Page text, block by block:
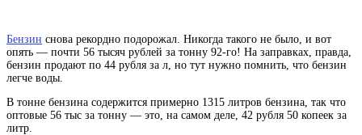
Бензин снова рекордно подорожал. Никогда такого не было, и вот
опять — почти 56 тысяч рублей за тонну 92-го! На заправках, правда,
бензин продают по 44 рубля за л, но тут нужно помнить, что бензин
легче воды.
В тонне бензина содержится примерно 1315 литров бензина, так что
оптовые 56 тыс за тонну — это, на самом деле, 42 рубля 50 копеек за
литр.